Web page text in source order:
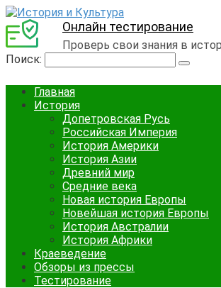
Онлайн тестирование
Проверь свои знания в
Поиск:
Главная
История
Допетровская Русь
Российская Империя
История Америки
История Азии
Древний мир
Средние века
Новая история Европы
Новейшая история Европы
История Австралии
История Африки
Краеведение
Обзоры из прессы
Тестирование